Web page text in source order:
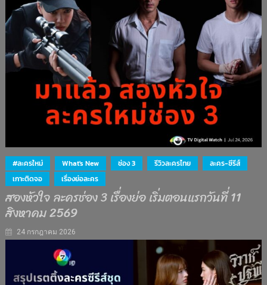
#ละครใหม่ What's New ช่อง 3 รีวิวละครไทย
ละคร-ซีรีส์
เกาะติดจอ
เรื่องย่อละคร
สองหัวใจ ละครช่อง 3 เรื่องย่อ เริ่มตอนแรกวันที่ 11
สิงหาคม 2569
24 กรกฎาคม 2026